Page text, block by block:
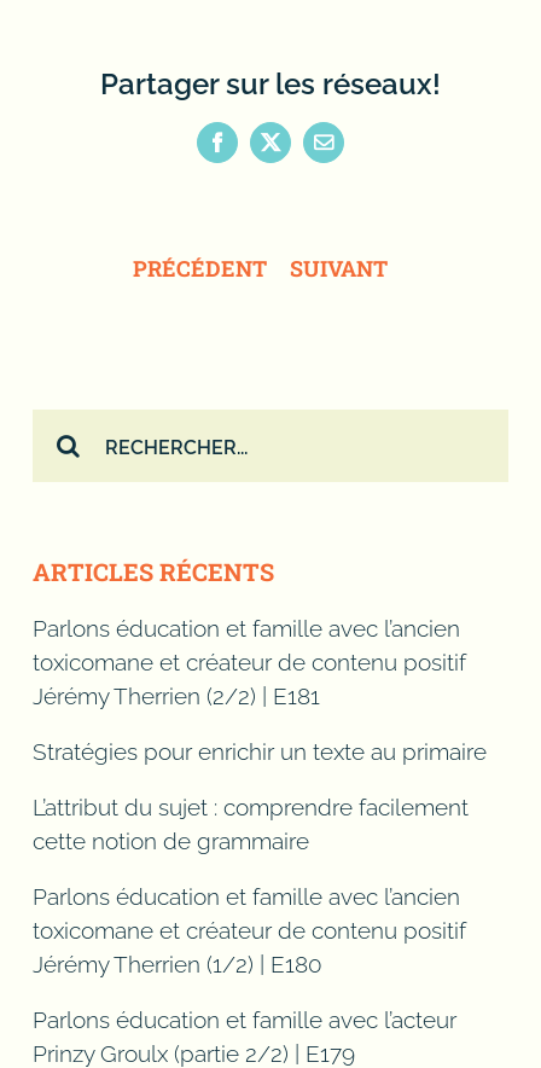
Partager sur les réseaux!
Facebook
X Email
PRÉCÉDENT SUIVANT
ARTICLES RÉCENTS
Parlons éducation et famille avec l’ancien
toxicomane et créateur de contenu positif
Jérémy Therrien (2/2) | E181
Stratégies pour enrichir un texte au primaire
L’attribut du sujet : comprendre facilement
cette notion de grammaire
Parlons éducation et famille avec l’ancien
toxicomane et créateur de contenu positif
Jérémy Therrien (1/2) | E180
Parlons éducation et famille avec l’acteur
Prinzy Groulx (partie 2/2) | E179